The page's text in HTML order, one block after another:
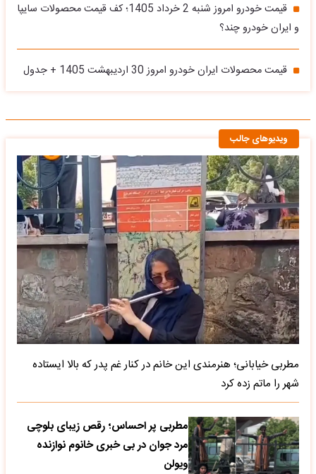
قیمت خودرو امروز شنبه 2 خرداد 1405؛ کف قیمت محصولات سایپا
و ایران خودرو چند؟
قیمت محصولات ایران خودرو امروز 30 اردیبهشت 1405 + جدول
ویدیوهای جالب
مطربی خیابانی؛ هنرمندی این خانم در کنار غم پدر که بالا ایستاده
شهر را ماتم زده کرد
مطربی پر احساس؛ رقص زیبای بلوچی
مرد جوان در بی خبری خانوم نوازنده
ویولن